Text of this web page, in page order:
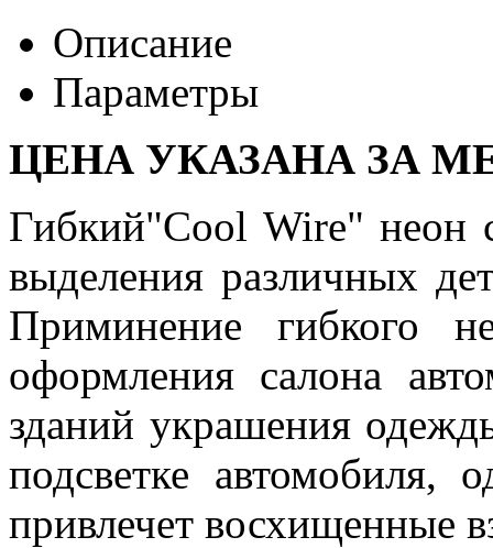
Описание
Параметры
ЦЕНА УКАЗАНА ЗА
Гибкий"Cool Wire" неон
выделения различных
Приминение гибкого
оформления салона
зданий украшения
подсветке автомобиля,
привлечет восхищенные